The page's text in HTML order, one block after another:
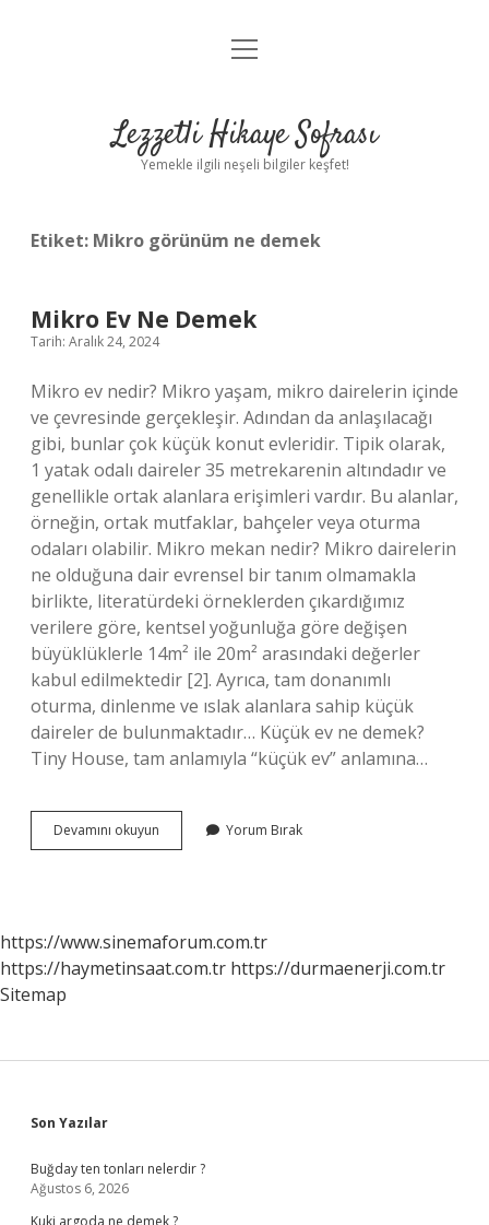
Anasayfa
Yasal Uyarı
menüyü
Lezzetli Hikaye Sofrası
Yemekle ilgili neşeli bilgiler keşfet!
Etiket: Mikro görünüm ne demek
Mikro Ev Ne Demek
Tarih: Aralık 24, 2024
Mikro ev nedir? Mikro yaşam, mikro dairelerin içinde
ve çevresinde gerçekleşir. Adından da anlaşılacağı
gibi, bunlar çok küçük konut evleridir. Tipik olarak,
1 yatak odalı daireler 35 metrekarenin altındadır ve
genellikle ortak alanlara erişimleri vardır. Bu alanlar,
örneğin, ortak mutfaklar, bahçeler veya oturma
odaları olabilir. Mikro mekan nedir? Mikro dairelerin
ne olduğuna dair evrensel bir tanım olmamakla
birlikte, literatürdeki örneklerden çıkardığımız
verilere göre, kentsel yoğunluğa göre değişen
büyüklüklerle 14m² ile 20m² arasındaki değerler
kabul edilmektedir [2]. Ayrıca, tam donanımlı
oturma, dinlenme ve ıslak alanlara sahip küçük
daireler de bulunmaktadır… Küçük ev ne demek?
Tiny House, tam anlamıyla “küçük ev” anlamına…
Devamını okuyun
Ev
Yorum Bırak
https://www.sinemaforum.com.tr
https://haymetinsaat.com.tr https://durmaenerji.com.tr
Sitemap
Sidebar
Son Yazılar
Buğday ten tonları nelerdir ?
Ağustos 6, 2026
Kuki argoda ne demek ?